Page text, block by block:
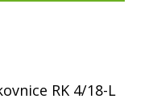
RK 4/18-L